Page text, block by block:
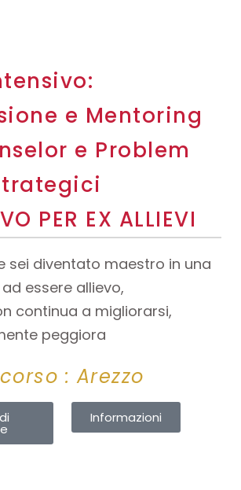
e Mentoring
e Problem
PER EX ALLIEVI
sei diventato maestro in una
essere allievo,
continua a migliorarsi,
peggiora
:Arezzo
Informazioni